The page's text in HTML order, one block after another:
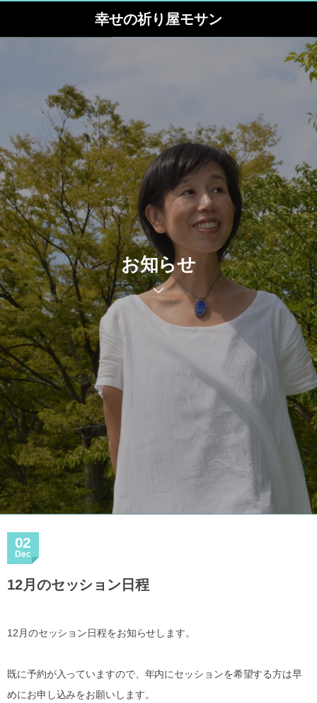
幸せの祈り屋モサン
お知らせ
02
Dec
12月のセッション日程
12月のセッション日程をお知らせします。
既に予約が入っていますので、年内にセッションを希望する方は早
めにお申し込みをお願いします。